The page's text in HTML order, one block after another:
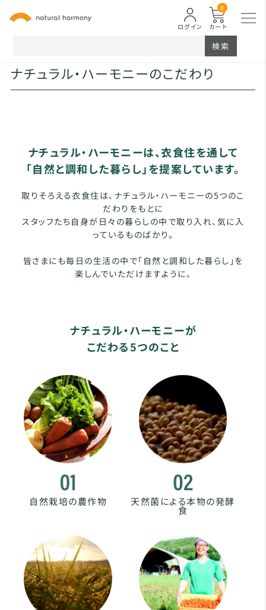
カート
0
ログイン
検索
ナチュラル・ハーモニーのこだわり
ナチュラル・ハーモニーは、衣食住を通して
「自然と調和した暮らし」を提案しています。
取りそろえる衣食住は、ナチュラル・ハーモニーの5つのこ
だわりをもとに
スタッフたち自身が日々の暮らしの中で取り入れ、気に入
っているものばかり。
皆さまにも毎日の生活の中で「自然と調和した暮らし」を
楽しんでいただけますように。
ナチュラル・ハーモニーが
こだわる5つのこと
自然栽培の農作物 天然菌による本物の発酵
食